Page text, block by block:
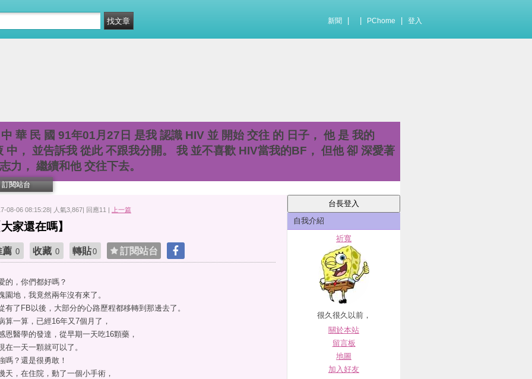
新聞 PChome 登入
中 華 民 國 91年01月27日 是我 認識 HIV 並 開始 交往 的 日子， 他 是 我的
中， 並告訴我 從此 不跟我分開。 我 並不喜歡 HIV當我的BF， 但他 卻 深愛著
力， 繼續和他 交往下去。
訂閱站台
08-06 08:15:28| 人氣3,867| 回應11 | 上一篇
家還在嗎】
薦 0 收藏 0 轉貼0 訂閱站台
的，你們都好嗎？
園地，我竟然兩年沒有來了。
有了FB以後，大部分的心路歷程都移轉到那邊去了。
算一算，已經16年又7個月了，
恩醫學的發達，從早期一天吃16顆藥，
在一天一顆就可以了。
嗎？還是很勇敢！
天，在住院，動了一個小手術，
自我介紹
祈寬
很久很久以前，
關於本站
留言板
地圖
加入好友